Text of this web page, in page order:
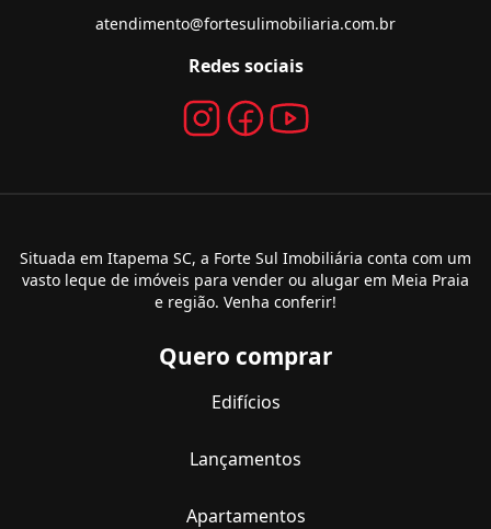
atendimento@fortesulimobiliaria.com.br
Redes sociais
Situada em Itapema SC, a Forte Sul Imobiliária conta com um
vasto leque de imóveis para vender ou alugar em Meia Praia
e região. Venha conferir!
Quero comprar
Edifícios
Lançamentos
Apartamentos